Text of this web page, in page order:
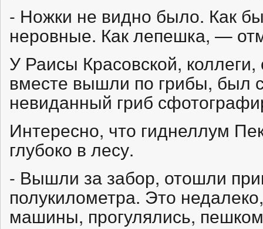
- Ножки не видно было. Как
неровные. Как лепешка, —
У Раисы Красовской,
вместе вышли по грибы, был
невиданный гриб
Интересно, что гиднеллум
глубоко в лесу.
- Вышли за забор, отошли
полукилометра. Это
машины, прогулялись,